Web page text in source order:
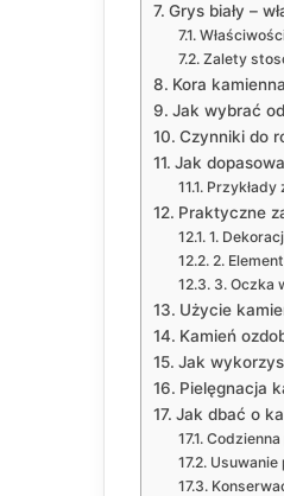
Grys biały –
Zalety
Kora
Jak wybrać
Czynniki do
Jak
Praktyczne
1.
2.
3. Oczka
Użycie
Kamień
Jak
Pielęgnacja
Jak dbać o
Usuwanie